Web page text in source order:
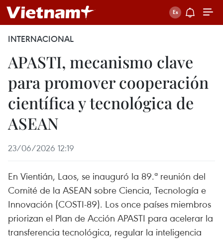
INTERNACIONAL
APASTI, mecanismo clave
para promover cooperación
científica y tecnológica de
ASEAN
23/06/2026 12:19
En Vientián, Laos, se inauguró la 89.ª reunión del
Comité de la ASEAN sobre Ciencia, Tecnología e
Innovación (COSTI-89). Los once países miembros
priorizan el Plan de Acción APASTI para acelerar la
transferencia tecnológica, regular la inteligencia